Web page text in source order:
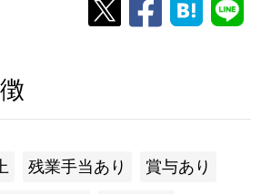
残業手当あり 賞与あり